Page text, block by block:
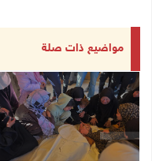
مواضيع ذات صلة